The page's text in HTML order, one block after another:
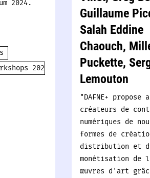
2024.
2024
Guillaume
Salah Eddine
Chaouch,
Puckette,
Lemouton
"DAFNE+ propose
créateurs de
numériques de
formes de
distribution et
monétisation de
œuvres d'art